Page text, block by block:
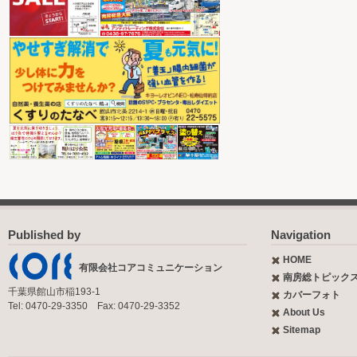
Published by
有限会社コアコミュニケーション
千葉県館山市稲193-1
Tel: 0470-29-3350 Fax: 0470-29-3352
Navigation
HOME
南房総トピック
カバーフォト
About Us
Sitemap